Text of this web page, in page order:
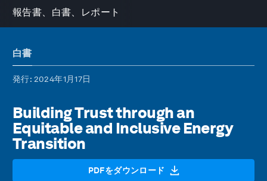
報告書、白書、レポート
白書
発行: 2024年1月17日
Building Trust through an
Equitable and Inclusive Energy
Transition
PDFをダウンロード